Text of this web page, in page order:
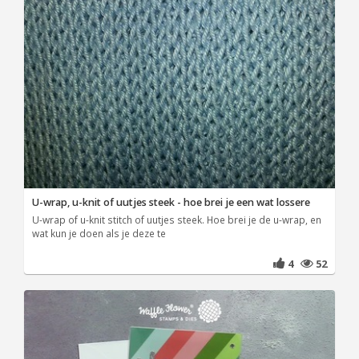
U-wrap, u-knit of uutjes steek - hoe brei je een wat lossere
U-wrap of u-knit stitch of uutjes steek. Hoe brei je de u-wrap, en
wat kun je doen als je deze te
4 52